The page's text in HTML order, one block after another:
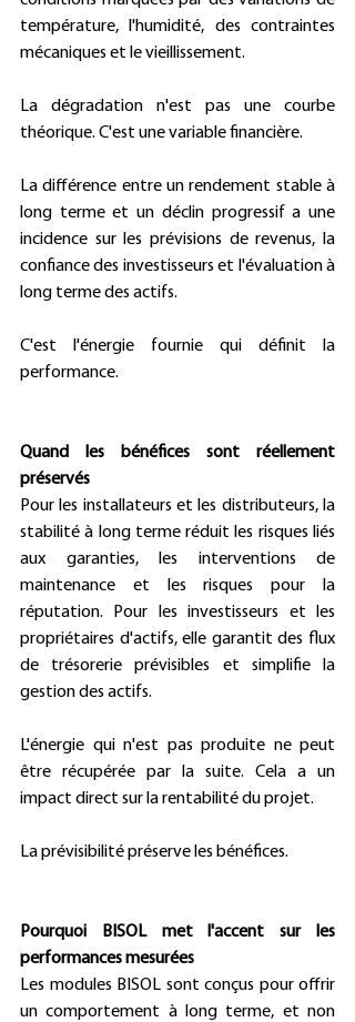
température, l'humidité, des contraintes
mécaniques et le vieillissement.
La dégradation n'est pas une courbe
théorique. C'est une variable financière.
La différence entre un rendement stable à
long terme et un déclin progressif a une
incidence sur les prévisions de revenus, la
confiance des investisseurs et l'évaluation à
long terme des actifs.
C'est l'énergie fournie qui définit la
performance.
Quand les bénéfices sont réellement
préservés
Pour les installateurs et les distributeurs, la
stabilité à long terme réduit les risques liés
aux garanties, les interventions de
maintenance et les risques pour la
réputation. Pour les investisseurs et les
propriétaires d'actifs, elle garantit des flux
de trésorerie prévisibles et simplifie la
gestion des actifs.
L'énergie qui n'est pas produite ne peut
être récupérée par la suite. Cela a un
impact direct sur la rentabilité du projet.
La prévisibilité préserve les bénéfices.
Pourquoi BISOL met l'accent sur les
performances mesurées
Les modules BISOL sont conçus pour offrir
un comportement à long terme, et non